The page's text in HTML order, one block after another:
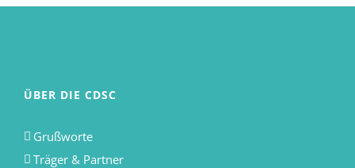
ÜBER DIE CDSC
Grußworte
Träger & Partner